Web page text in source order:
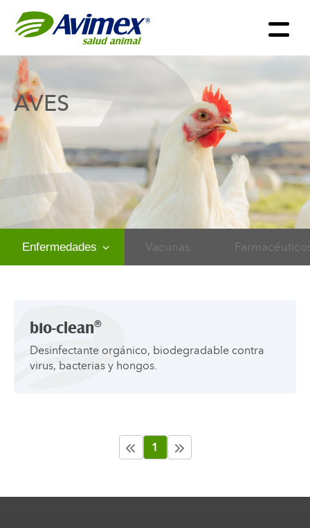
AVES
Vacunas
bio-clean®
Desinfectante orgánico, biodegradable contra
virus, bacterias y hongos.
1